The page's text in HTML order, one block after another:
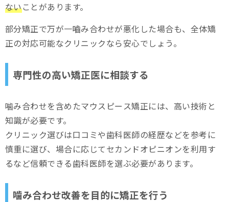
ないことがあります。
部分矯正で万が一嚙み合わせが悪化した場合も、全体矯
正の対応可能なクリニックなら安心でしょう。
専門性の高い矯正医に相談する
噛み合わせを含めたマウスピース矯正には、高い技術と
知識が必要です。
クリニック選びは口コミや歯科医師の経歴などを参考に
慎重に選び、場合に応じてセカンドオピニオンを利用す
るなど信頼できる歯科医師を選ぶ必要があります。
噛み合わせ改善を目的に矯正を行う